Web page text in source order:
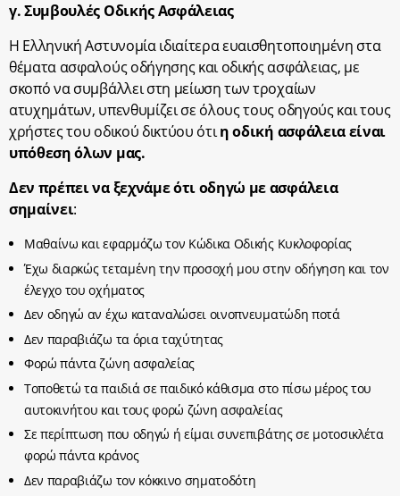
γ. Συμβουλές Οδικής Ασφάλειας
Η Ελληνική Αστυνομία ιδιαίτερα ευαισθητοποιημένη στα
θέματα ασφαλούς οδήγησης και οδικής ασφάλειας, με
σκοπό να συμβάλλει στη μείωση των τροχαίων
ατυχημάτων, υπενθυμίζει σε όλους τους οδηγούς και τους
χρήστες του οδικού δικτύου ότιη οδική ασφάλεια είναι
υπόθεση όλων μας.
Δεν πρέπει να ξεχνάμε ότι οδηγώ με ασφάλεια
σημαίνει:
Μαθαίνω και εφαρμόζω τον Κώδικα Οδικής Κυκλοφορίας
Έχω διαρκώς τεταμένη την προσοχή μου στην οδήγηση και τον
έλεγχο του οχήματος
Δεν οδηγώ αν έχω καταναλώσει οινοπνευματώδη ποτά
Δεν παραβιάζω τα όρια ταχύτητας
Φορώ πάντα ζώνη ασφαλείας
Τοποθετώ τα παιδιά σε παιδικό κάθισμα στο πίσω μέρος του
αυτοκινήτου και τους φορώ ζώνη ασφαλείας
Σε περίπτωση που οδηγώ ή είμαι συνεπιβάτης σε μοτοσικλέτα
φορώ πάντα κράνος
Δεν παραβιάζω τον κόκκινο σηματοδότη